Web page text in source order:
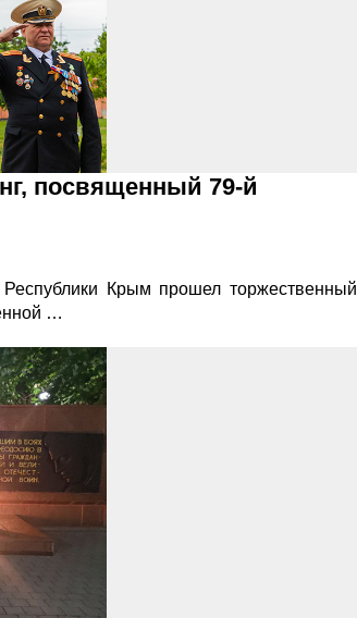
посвященный 79-й
Крым прошел торжественный
…